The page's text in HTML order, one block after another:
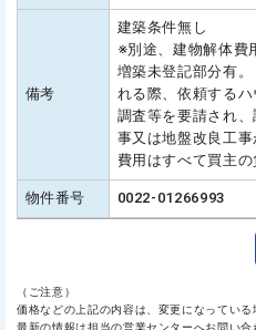
備考
建築条件無し
※別途、建物解体費
増築未登記部分有
れる際、依頼する
調査等を要請され
事又は地盤改良工
費用はすべて買主の
物件番号 0022-01266993
（ご注意）
価格などの上記の内容は、変更になっている
最新の情報は担当の営業センターへお問い合